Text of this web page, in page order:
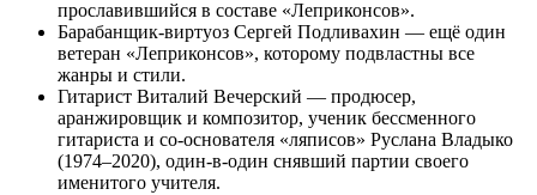
прославившийся в составе «Леприконсов».
Барабанщик-виртуоз Сергей Подливахин — ещё один
ветеран «Леприконсов», которому подвластны все
жанры и стили.
Гитарист Виталий Вечерский — продюсер,
аранжировщик и композитор, ученик бессменного
гитариста и со-основателя «ляписов» Руслана Владыко
(1974–2020), один-в-один снявший партии своего
именитого учителя.